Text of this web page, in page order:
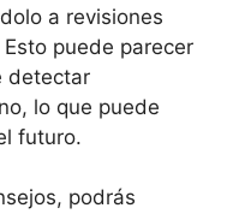
a revisiones
puede parecer
detectar
lo que puede
futuro.
podrás